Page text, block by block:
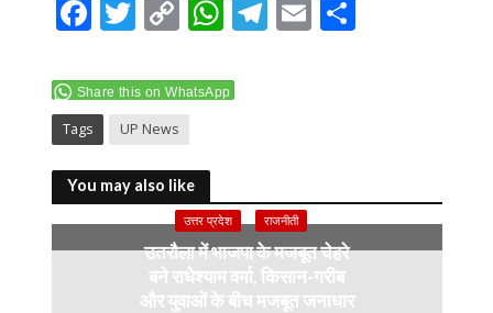
F
e
b
o
o
k
T
itt
er
C
p
y
Li
n
k
W
at
p
T E S
Share this on WhatsApp
Tags UP News
You may also like
उत्तर प्रदेश राजनीती
उतरौला में भाजपा के मजबूत चेहरे
बने राधेश्याम वर्मा, किसान-गरीब
और युवाओं के बीच मजबूत जनाधार